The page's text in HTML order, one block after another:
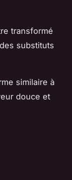
transformé
substituts
similaire à
douce et